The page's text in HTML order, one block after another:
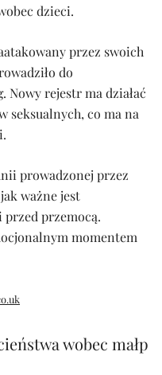
dzieci.
przez swoich
do
rejestr ma działać
seksualnych, co ma na
prowadzonej przez
ważne jest
przemocą.
momentem
wobec małp